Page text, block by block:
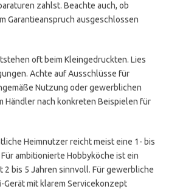
zahlst. Beachte auch, ob
Garantieanspruch ausgeschlossen
oft beim Kleingedruckten. Lies
Achte auf Ausschlüsse für
Nutzung oder gewerblichen
Händler nach konkreten Beispielen für
Heimnutzer reicht meist eine 1- bis
ambitionierte Hobbyköche ist ein
2 bis 5 Jahren sinnvoll. Für gewerbliche
Gerät mit klarem Servicekonzept